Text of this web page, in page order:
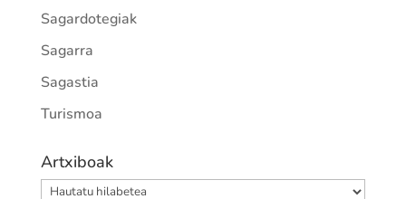
Sagardotegiak
Sagarra
Sagastia
Turismoa
Artxiboak
Artxiboak